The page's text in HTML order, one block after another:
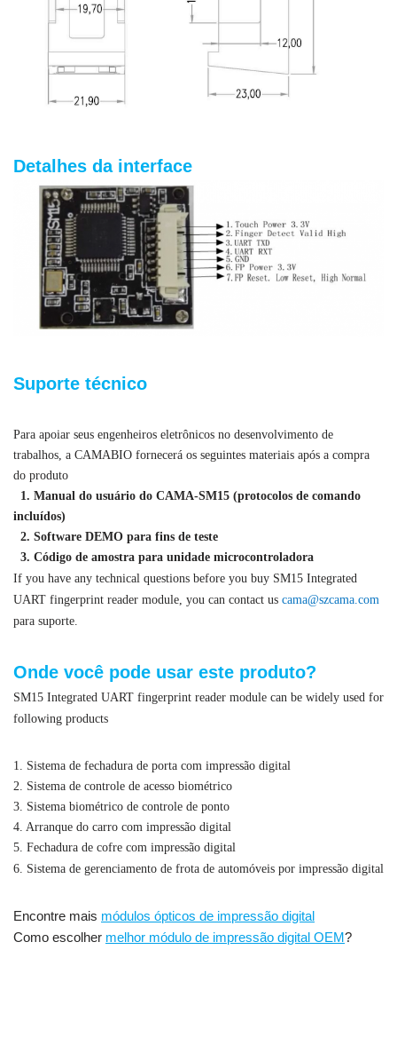
Detalhes da interface
Suporte técnico
Para apoiar seus engenheiros eletrônicos no desenvolvimento de
trabalhos, a CAMABIO fornecerá os seguintes materiais após a compra
do produto
1. Manual do usuário do CAMA-SM15 (protocolos de comando
incluídos)
2. Software DEMO para fins de teste
3. Código de amostra para unidade microcontroladora
If you have any technical questions before you buy SM15 Integrated
UART fingerprint reader module, you can contact us cama@szcama.com
para suporte.
Onde você pode usar este produto?
SM15 Integrated UART fingerprint reader module can be widely used for
following products
1. Sistema de fechadura de porta com impressão digital
2. Sistema de controle de acesso biométrico
3. Sistema biométrico de controle de ponto
4. Arranque do carro com impressão digital
5. Fechadura de cofre com impressão digital
6. Sistema de gerenciamento de frota de automóveis por impressão digital
Encontre mais módulos ópticos de impressão digital
Como escolher melhor módulo de impressão digital OEM?